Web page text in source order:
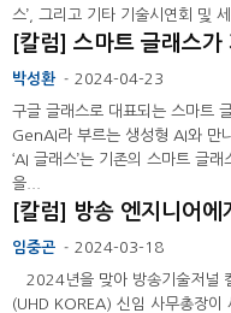
스’, 그리고 기타 기술시연회 및
[칼럼] 스마트 글래스
박성환 - 2024-04-23
구글 글래스로 대표되는 스마트
GenAI라 부르는 생성형 AI와 만
‘AI 글래스’는 기존의 스마트 글
을...
임중곤 - 2024-03-18
2024년을 맞아 방송기술저널
(UHD KOREA) 신임 사무총장이